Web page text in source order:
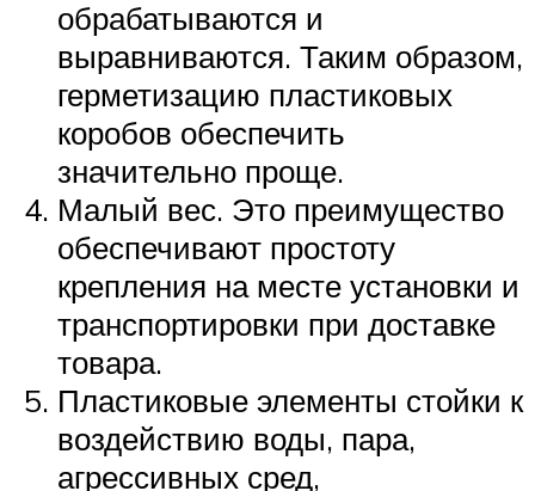
обрабатываются и
выравниваются. Таким образом,
герметизацию пластиковых
коробов обеспечить
значительно проще.
Малый вес. Это преимущество
обеспечивают простоту
крепления на месте установки и
транспортировки при доставке
товара.
Пластиковые элементы стойки к
воздействию воды, пара,
агрессивных сред,